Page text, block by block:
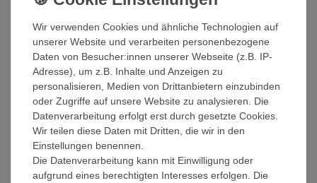
In den Warenkorb
Wunschliste
* inkl. ges. MwSt. zzgl.Versandkosten
Wir verwenden Cookies und ähnliche Technologien auf
unserer Website und verarbeiten personenbezogene
Daten von Besucher:innen unserer Webseite (z.B. IP-
Adresse), um z.B. Inhalte und Anzeigen zu
personalisieren, Medien von Drittanbietern einzubinden
oder Zugriffe auf unsere Website zu analysieren. Die
Datenverarbeitung erfolgt erst durch gesetzte Cookies.
Wir teilen diese Daten mit Dritten, die wir in den
Einstellungen benennen.
Die Datenverarbeitung kann mit Einwilligung oder
aufgrund eines berechtigten Interesses erfolgen. Die